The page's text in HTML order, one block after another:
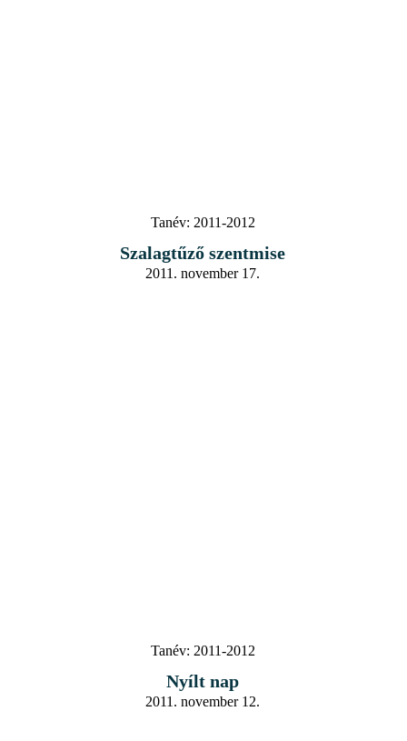
Tanév: 2011-2012
Szalagtűző szentmise
2011. november 17.
Tanév: 2011-2012
Nyílt nap
2011. november 12.